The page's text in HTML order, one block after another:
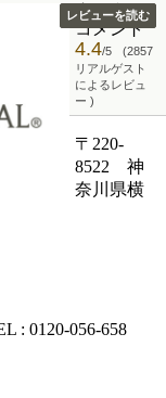
宿泊者の
コメント
4.4/5
(2857
リアルゲスト
によるレビュ
ー )
レビューを読む
〒220-
8522 神
奈川県横
: 0120-056-658